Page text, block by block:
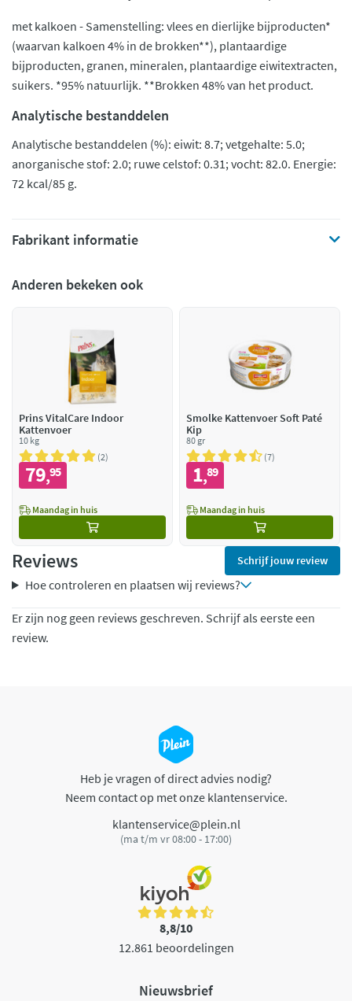
met kalkoen - Samenstelling: vlees en dierlijke bijproducten*
(waarvan kalkoen 4% in de brokken**), plantaardige
bijproducten, granen, mineralen, plantaardige eiwitextracten,
suikers. *95% natuurlijk. **Brokken 48% van het product.
Analytische bestanddelen
Analytische bestanddelen (%): eiwit: 8.7; vetgehalte: 5.0;
anorganische stof: 2.0; ruwe celstof: 0.31; vocht: 82.0. Energie:
72 kcal/85 g.
Fabrikant informatie
Anderen bekeken ook
Prins VitalCare Indoor
Kattenvoer
10 kg
2
79,95
Maandag in huis
Smolke Kattenvoer Soft Paté
Kip
80 gr
7
1,89
Maandag in huis
Reviews Schrijf jouw review
Hoe controleren en plaatsen wij reviews?
Er zijn nog geen reviews geschreven. Schrijf als eerste een
review.
Heb je vragen of direct advies nodig?
Neem contact op met onze klantenservice.
klantenservice@plein.nl
(ma t/m vr 08:00 - 17:00)
8,8/10
12.861 beoordelingen
Nieuwsbrief